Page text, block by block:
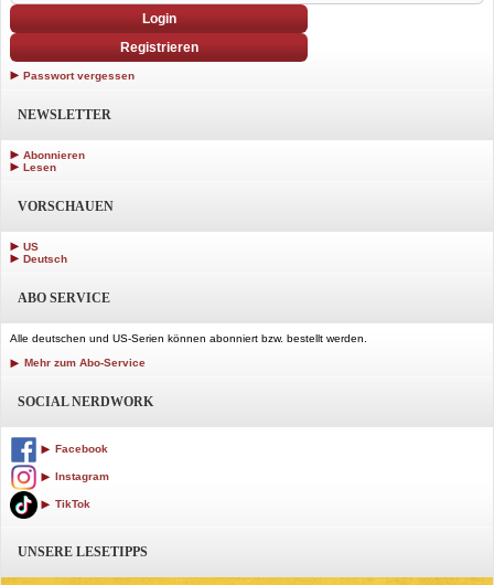
Login
Registrieren
Passwort vergessen
NEWSLETTER
Abonnieren
Lesen
VORSCHAUEN
US
Deutsch
ABO SERVICE
Alle deutschen und US-Serien können abonniert bzw. bestellt werden.
Mehr zum Abo-Service
SOCIAL NERDWORK
Facebook
Instagram
TikTok
UNSERE LESETIPPS